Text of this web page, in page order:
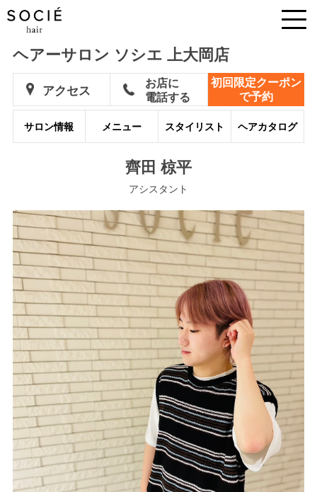
ヘアーサロン ソシエ 上大岡店
アクセス
お店に
電話する
初回限定クーポン
で予約
サロン情報 メニュー スタイリスト ヘアカタログ
齊田 椋平
アシスタント